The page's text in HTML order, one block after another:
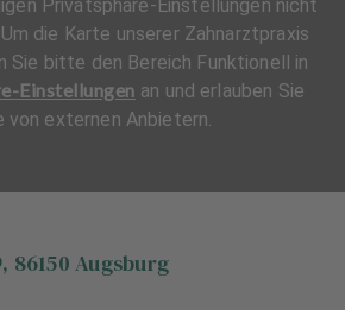
, 86150 Augsburg
Privatsphäre-Einstellungen nicht
die Karte unserer Zahnarztpraxis
Sie bitte den Bereich Funktionell in
Einstellungen an und erlauben Sie
von externen Anbietern.